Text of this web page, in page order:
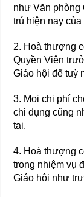
như Văn phòng
trú hiện nay
2. Hoà thượng
Quyền Viện
Giáo hội để tuỳ
3. Mọi chi phí
chi dụng cũng
tại.
4. Hoà thượng
trong nhiệm vụ
Giáo hội như